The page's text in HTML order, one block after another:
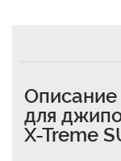
для
X-Treme